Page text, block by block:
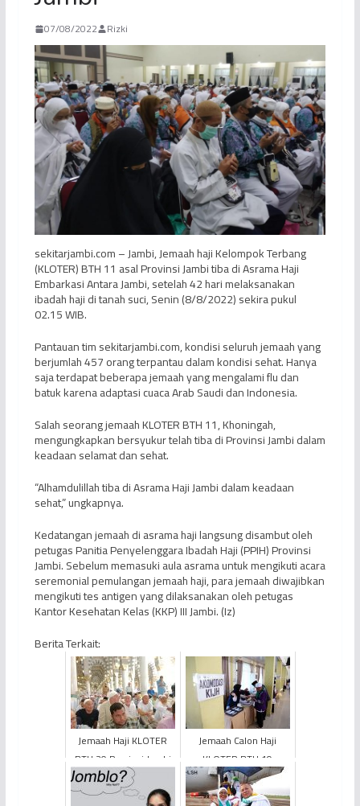
07/08/2022 Rizki
sekitarjambi.com – Jambi, Jemaah haji Kelompok Terbang
(KLOTER) BTH 11 asal Provinsi Jambi tiba di Asrama Haji
Embarkasi Antara Jambi, setelah 42 hari melaksanakan
ibadah haji di tanah suci, Senin (8/8/2022) sekira pukul
02.15 WIB.
Pantauan tim sekitarjambi.com, kondisi seluruh jemaah yang
berjumlah 457 orang terpantau dalam kondisi sehat. Hanya
saja terdapat beberapa jemaah yang mengalami flu dan
batuk karena adaptasi cuaca Arab Saudi dan Indonesia.
Salah seorang jemaah KLOTER BTH 11, Khoningah,
mengungkapkan bersyukur telah tiba di Provinsi Jambi dalam
keadaan selamat dan sehat.
“Alhamdulillah tiba di Asrama Haji Jambi dalam keadaan
sehat,” ungkapnya.
Kedatangan jemaah di asrama haji langsung disambut oleh
petugas Panitia Penyelenggara Ibadah Haji (PPIH) Provinsi
Jambi. Sebelum memasuki aula asrama untuk mengikuti acara
seremonial pemulangan jemaah haji, para jemaah diwajibkan
mengikuti tes antigen yang dilaksanakan oleh petugas
Kantor Kesehatan Kelas (KKP) III Jambi. (Iz)
Berita Terkait:
Jemaah Haji KLOTER
BTH 20 Provinsi Jambi
Mulai Melaksanakan
Shalat Arbain di
Jemaah Calon Haji
KLOTER BTH 19
Apresiasi Pelayanan
PPIH EHA Provinsi Jambi